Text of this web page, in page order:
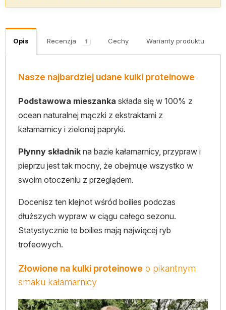
Opis Recenzja 1 Cechy Warianty produktu
Nasze najbardziej udane kulki proteinowe
Podstawowa mieszanka składa się w 100% z
ocean naturalnej mączki z ekstraktami z
kałamarnicy i zielonej papryki.
Płynny składnik na bazie kałamarnicy, przypraw i
pieprzu jest tak mocny, że obejmuje wszystko w
swoim otoczeniu z przeglądem.
Docenisz ten klejnot wśród boilies podczas
dłuższych wypraw w ciągu całego sezonu.
Statystycznie te boilies mają najwięcej ryb
trofeowych.
Złowione na kulki proteinowe o pikantnym
smaku kałamarnicy